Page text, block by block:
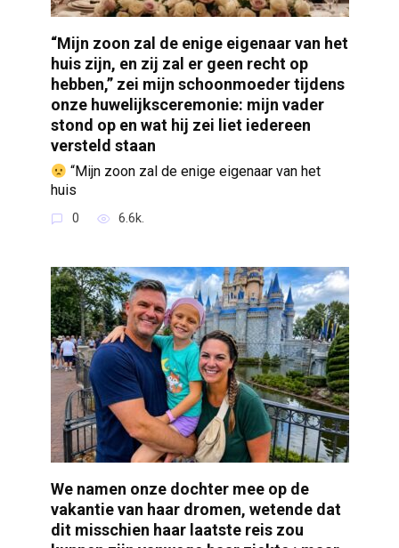
“Mijn zoon zal de enige eigenaar van het
huis zijn, en zij zal er geen recht op
hebben,” zei mijn schoonmoeder tijdens
onze huwelijksceremonie: mijn vader
stond op en wat hij zei liet iedereen
versteld staan
“Mijn zoon zal de enige eigenaar van het
huis
0 6.6k.
We namen onze dochter mee op de
vakantie van haar dromen, wetende dat
dit misschien haar laatste reis zou